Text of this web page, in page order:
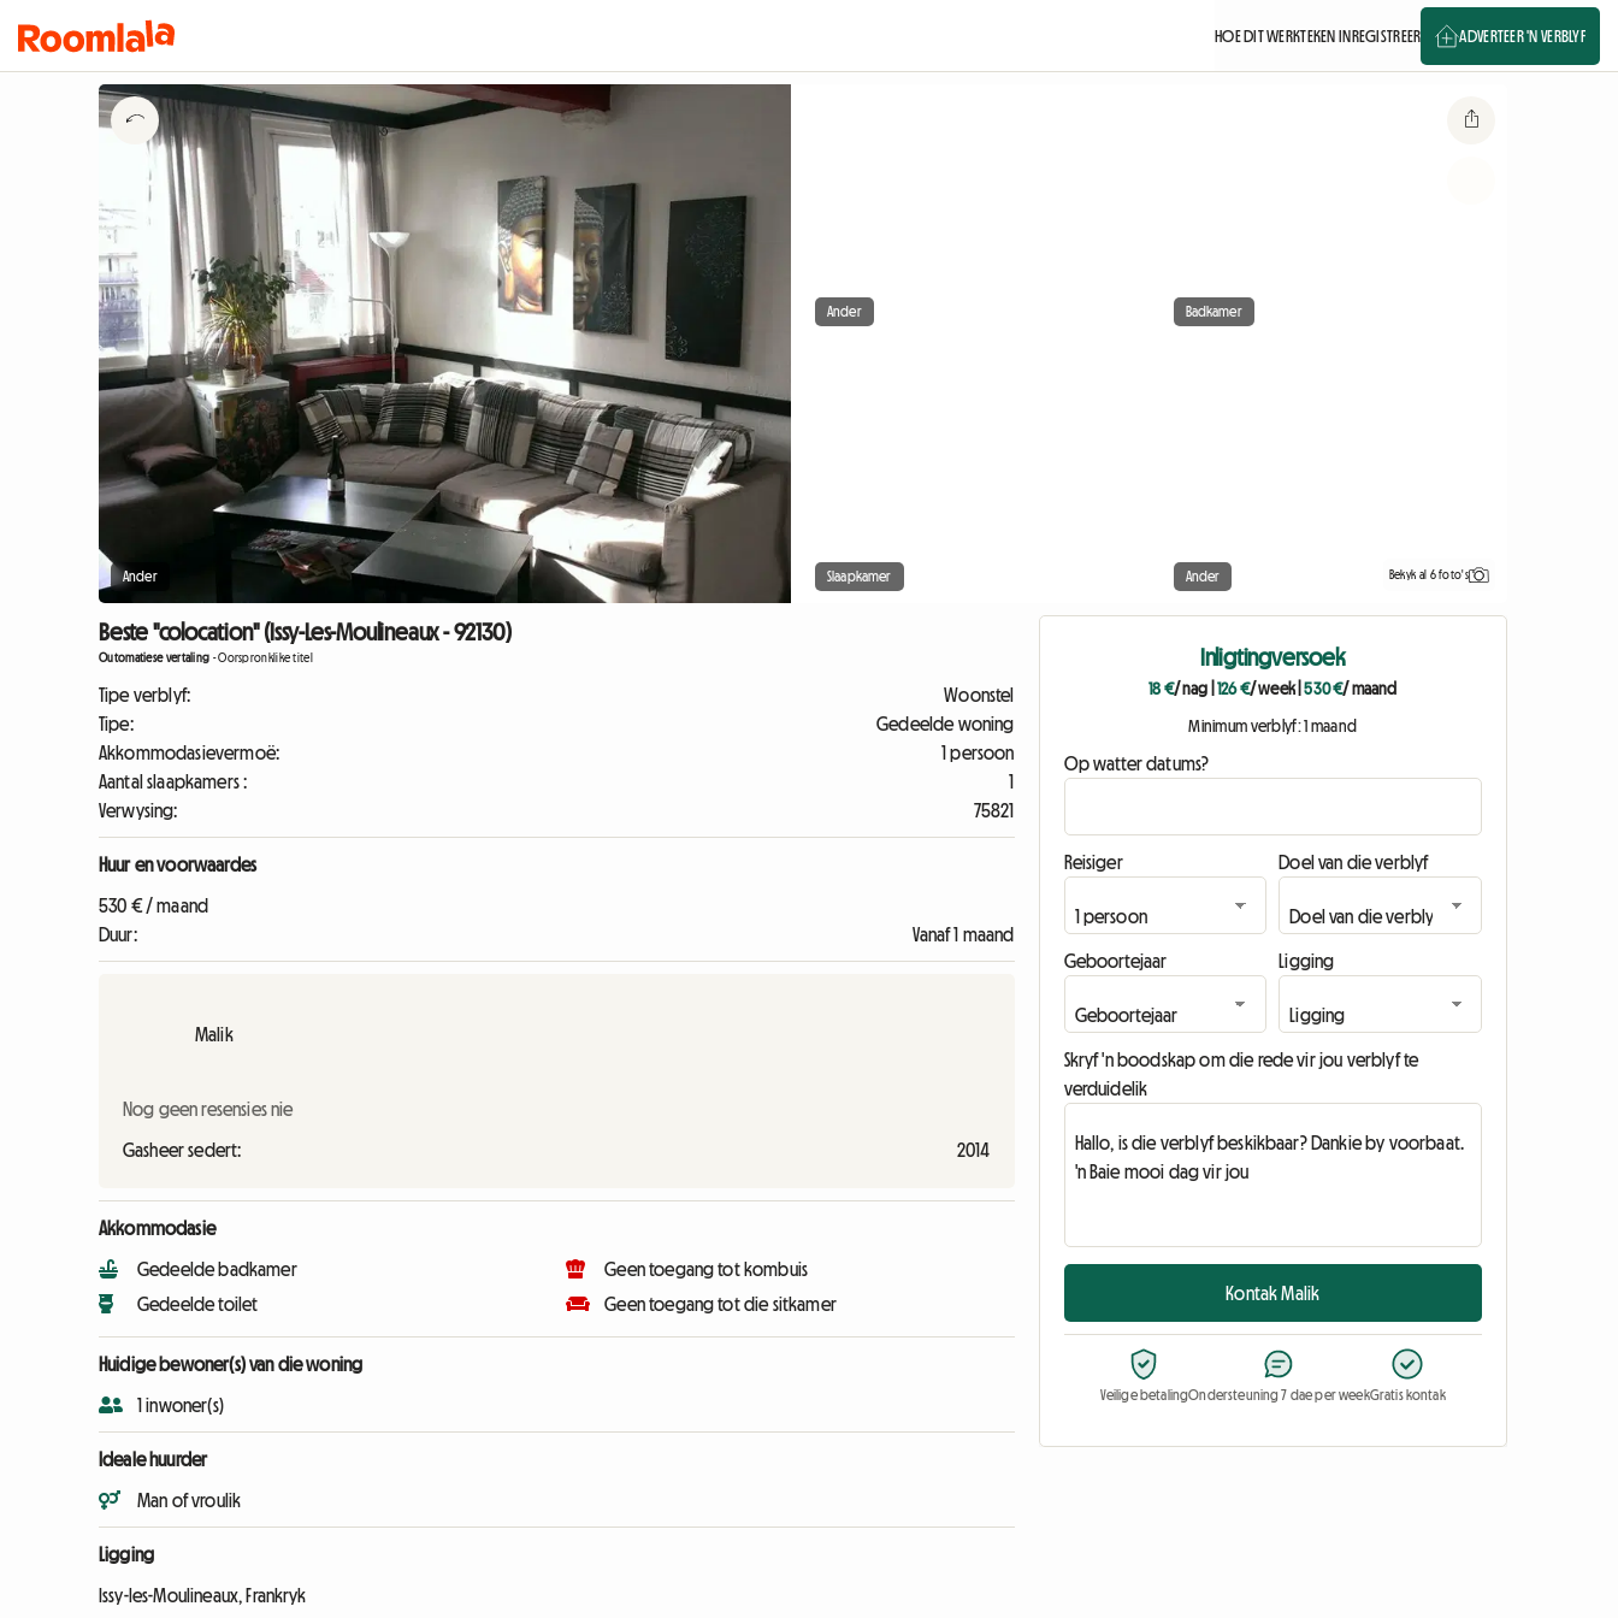
HOE DIT WERKTEKEN INREGISTREER ADVERTEER 'N VERBLYF
Ander
Ander Badkamer
Slaapkamer Ander Bekyk al 6 foto's
Beste "colocation" (Issy-Les-Moulineaux - 92130)
Outomatiese vertaling -Oorspronklike titel
Tipe verblyf:
Woonstel
Tipe:
Gedeelde woning
Akkommodasievermoë:
1 persoon
Aantal slaapkamers :
1
Verwysing:
75821
Huur en voorwaardes
530 € / maand
Duur:
Vanaf 1 maand
Malik
Nog geen resensies nie
Gasheer sedert: 2014
Akkommodasie
Gedeelde badkamer
Gedeelde toilet
Geen toegang tot kombuis
Geen toegang tot die sitkamer
Huidige bewoner(s) van die woning
1 inwoner(s)
Ideale huurder
Man of vroulik
Ligging
Issy-les-Moulineaux, Frankryk
Inligtingversoek
18 €/ nag |126 €/ week|530 €/ maand
Minimum verblyf: 1 maand
Op watter datums?
Reisiger Doel van die verblyf
Geboortejaar Ligging
Skryf 'n boodskap om die rede vir jou verblyf te
verduidelik
Kontak Malik
Veilige betalingOndersteuning 7 dae per weekGratis kontak